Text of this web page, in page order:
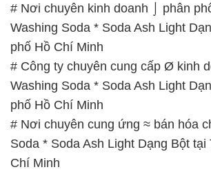
# Nơi chuyên kinh doanh ⌡ phân
Washing Soda * Soda Ash Light
phố Hồ Chí Minh
# Công ty chuyên cung cấp Ø kinh
Washing Soda * Soda Ash Light
phố Hồ Chí Minh
# Nơi chuyên cung ứng ≈ bán hóa
Soda * Soda Ash Light Dạng Bột tại
Chí Minh